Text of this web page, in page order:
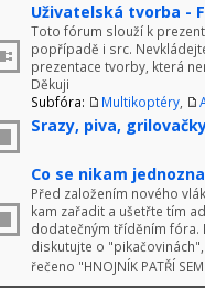
Uživatelská tvorba -
Toto fórum slouží k
popřípadě i src.
prezentace tvorby, která
Děkuji
Subfóra:
Multikoptéry
Srazy, piva,
Co se nikam
Před založením nového
kam zařadit a ušetřte tím
dodatečným tříděním fóra.
diskutujte o
řečeno "HNOJNÍK PATŘÍ